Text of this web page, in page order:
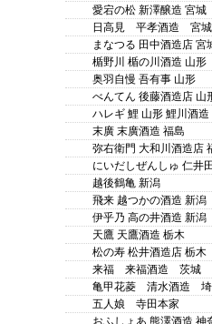
如空 特別純米酒 雄
町 1.8L
愛宕の松 新澤醸造 宮城
日高見 平孝酒造 宮城
まなつる 田中酒造店 宮
楯野川 楯の川酒造 山形
奥羽自慢 吾有事 山形
べんてん 後藤酒造店 山
ハレギ 鯉 山形 鯉川酒造
末廣 末廣酒造 福島
弥右衛門 大和川酒造店
にいだしぜんしゅ 仁井
越後鶴亀 新潟
飛来 越つかの酒造 新潟
伊乎乃 高の井酒造 新潟
天鷹 天鷹酒造 栃木
松の寿 松井酒造店 栃木
来福 来福酒造 茨城
亀甲花菱 清水酒造 埼
五人娘 寺田本家
おふしょあ 熊澤酒造 神